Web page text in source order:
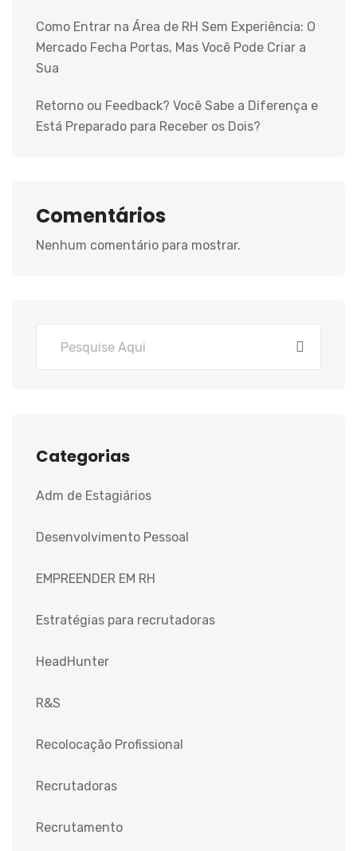
Como Entrar na Área de RH Sem Experiência: O
Mercado Fecha Portas, Mas Você Pode Criar a
Sua
Retorno ou Feedback? Você Sabe a Diferença e
Está Preparado para Receber os Dois?
Comentários
Nenhum comentário para mostrar.
Categorias
Adm de Estagiários
Desenvolvimento Pessoal
EMPREENDER EM RH
Estratégias para recrutadoras
HeadHunter
R&S
Recolocação Profissional
Recrutadoras
Recrutamento